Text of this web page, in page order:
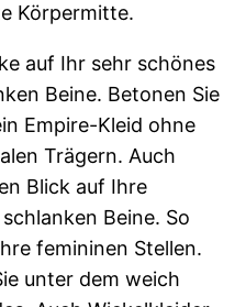
Körpermitte.
auf Ihr sehr schönes
Beine. Betonen Sie
Empire-Kleid ohne
Trägern. Auch
Blick auf Ihre
Beine. So
femininen Stellen.
unter dem weich